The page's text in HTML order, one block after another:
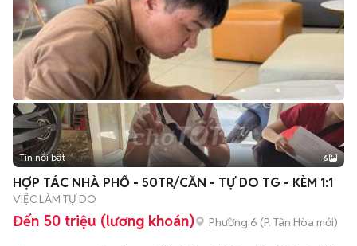
+2
Tin nổi bật 6
HỢP TÁC NHÀ PHỐ - 50TR/CĂN - TỰ DO TG - KÈM 1:1
VIỆC LÀM TỰ DO
Đến 50 triệu (lương khoán) Phường 6 (P. Tân Hòa mới)